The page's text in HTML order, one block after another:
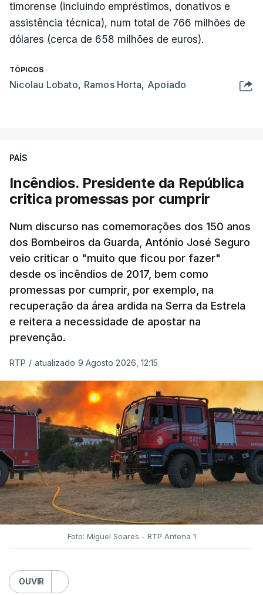
timorense (incluindo empréstimos, donativos e
assistência técnica), num total de 766 milhões de
dólares (cerca de 658 milhões de euros).
TÓPICOS
Nicolau Lobato, Ramos Horta, Apoiado
PAÍS
Incêndios. Presidente da República
critica promessas por cumprir
Num discurso nas comemorações dos 150 anos
dos Bombeiros da Guarda, António José Seguro
veio criticar o "muito que ficou por fazer"
desde os incêndios de 2017, bem como
promessas por cumprir, por exemplo, na
recuperação da área ardida na Serra da Estrela
e reitera a necessidade de apostar na
prevenção.
RTP / atualizado 9 Agosto 2026, 12:15
Foto: Miguel Soares - RTP Antena 1
OUVIR